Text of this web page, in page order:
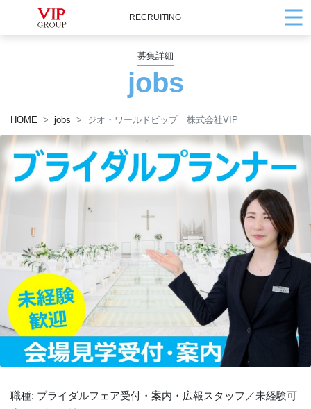
RECRUITING
募集詳細
jobs
HOME jobs ジオ・ワールドビップ 株式会社VIP
職種: ブライダルフェア受付・案内・広報スタッフ／未経験可